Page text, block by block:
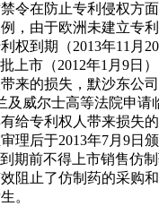
令在防止专利侵权方
，由于欧洲未建立专
权到期（2013年11月
上市（2012年1月9日
来的损失，默沙东公司
及威尔士高等法院申请
给专利权人带来损失
理后于2013年7月9日
期前不得上市销售仿
阻止了仿制药的采购
。